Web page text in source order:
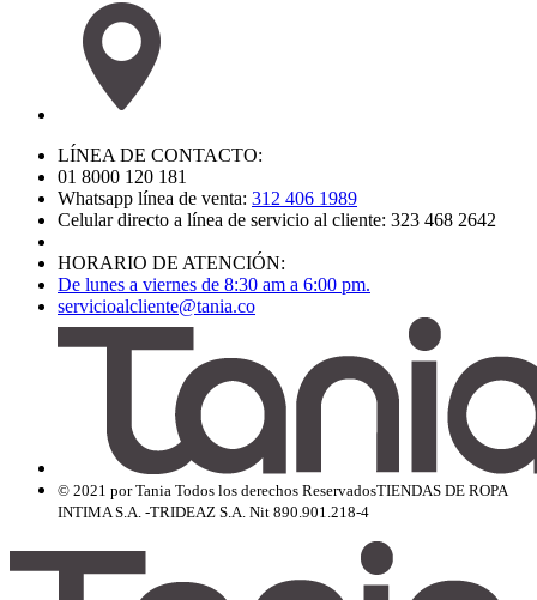
LÍNEA DE CONTACTO:
01 8000 120 181
Whatsapp línea de venta: 312 406 1989
Celular directo a línea de servicio al cliente: 323 468 2642
HORARIO DE ATENCIÓN:
De lunes a viernes de 8:30 am a 6:00 pm.
servicioalcliente@tania.co
© 2021 por Tania Todos los derechos ReservadosTIENDAS DE ROPA
INTIMA S.A. -TRIDEAZ S.A. Nit 890.901.218-4